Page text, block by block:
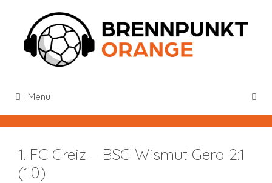
springen
Menü
1. FC Greiz – BSG Wismut Gera 2:1
(1:0)